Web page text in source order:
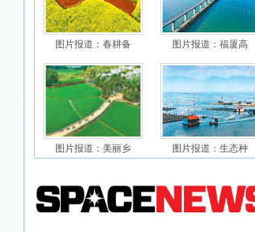
图片报道：春耕备 图片报道：福厦高
图片报道：美丽乡 图片报道：生态种